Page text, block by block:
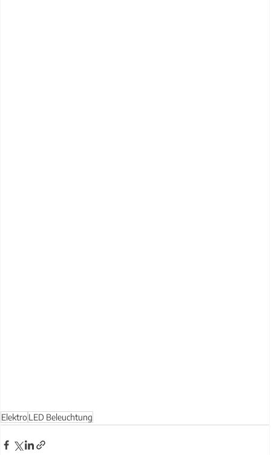
Elektro LED Beleuchtung